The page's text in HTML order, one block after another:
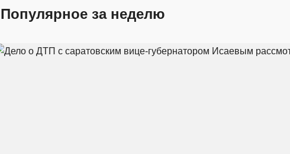
Популярное за неделю